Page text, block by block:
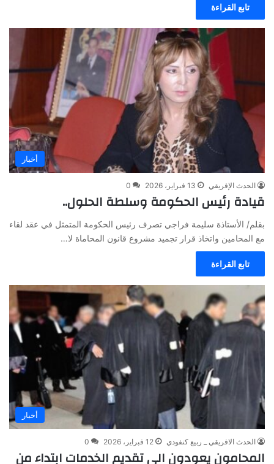
تابع القراءة
أخبار
الحدث الإفريقي 13 فبراير، 2026 0
قيادة رئيس الحكومة وسلطة الحلول..
بقلم/ الأستاذة سليمة فراجي تصرف رئيس الحكومة المتمثل في عقد لقاء
مع المحامين واتخاذ قرار تجميد مشروع قانون المحاماة لا…
تابع القراءة
أخبار
الحدث الافريقي _ ربيع كنفودي 12 فبراير، 2026 0
المحامون يعودون الى تقديم الخدمات ابتداء من